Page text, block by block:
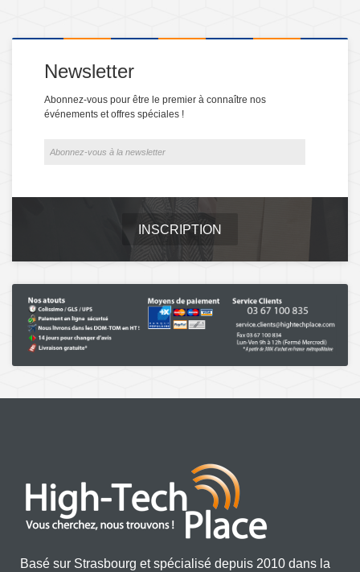
Newsletter
Abonnez-vous pour être le premier à connaître nos
événements et offres spéciales !
INSCRIPTION
Basé sur Strasbourg et spécialisé depuis 2010 dans la